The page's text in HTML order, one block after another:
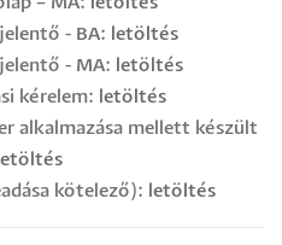
- BA: letöltés
- MA:
letöltés
kérelem: letöltés
alkalmazása mellett készült
letöltés
kötelező):
letöltés